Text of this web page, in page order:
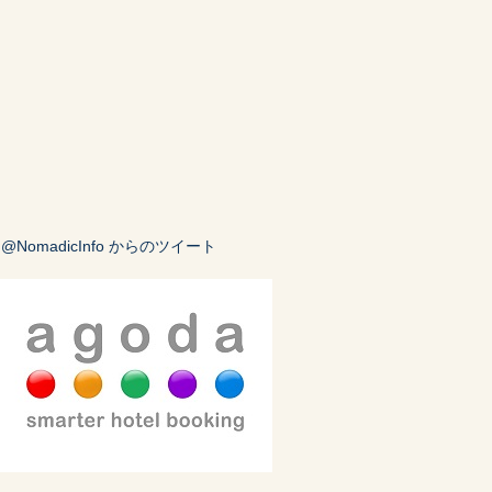
@NomadicInfo からのツイート